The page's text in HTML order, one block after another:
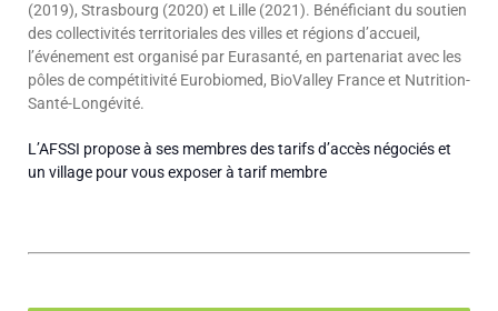
(2019), Strasbourg (2020) et Lille (2021). Bénéficiant du soutien
des collectivités territoriales des villes et régions d’accueil,
l’événement est organisé par Eurasanté, en partenariat avec les
pôles de compétitivité Eurobiomed, BioValley France et Nutrition-
Santé-Longévité.
L’AFSSI propose à ses membres des tarifs d’accès négociés et
un village pour vous exposer à tarif membre